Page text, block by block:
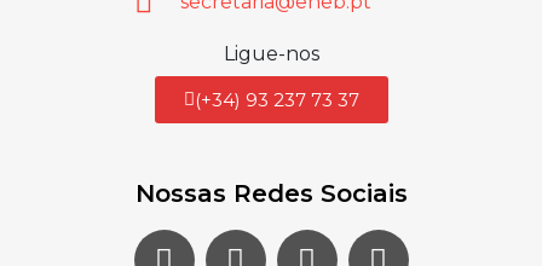
Ligue-nos
(+34) 93 237 73 37
Nossas Redes Sociais